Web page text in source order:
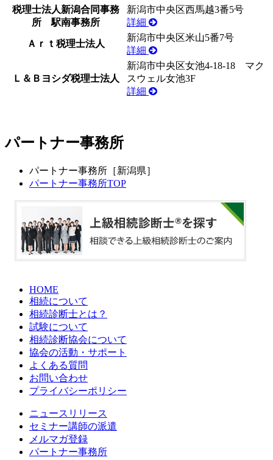
税理士法人新潟合同事務
所 駅南事務所
新潟市中央区西馬越3番5号
詳細
Ａｒｔ税理士法人
新潟市中央区米山5番7号
詳細
Ｌ＆Ｂヨシダ税理士法人
新潟市中央区女池4-18-18 マク
スウェル女池3F
詳細
パートナー事務所
パートナー事務所［新潟県］
パートナー事務所TOP
HOME
相続について
相続診断士とは？
試験について
相続診断協会について
協会の活動・サポート
よくある質問
お問い合わせ
プライバシーポリシー
ニュースリリース
セミナー講師の派遣
メルマガ登録
パートナー事務所